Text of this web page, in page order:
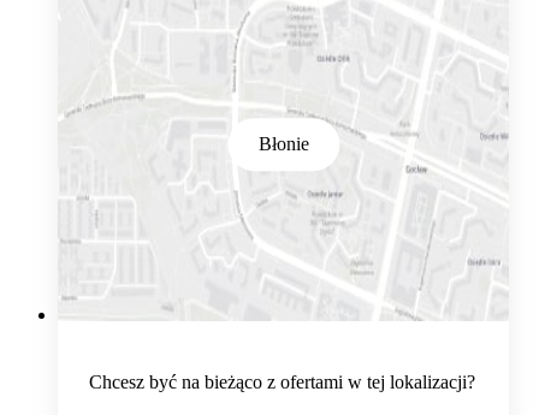
Błonie
Chcesz być na bieżąco z ofertami w tej lokalizacji?